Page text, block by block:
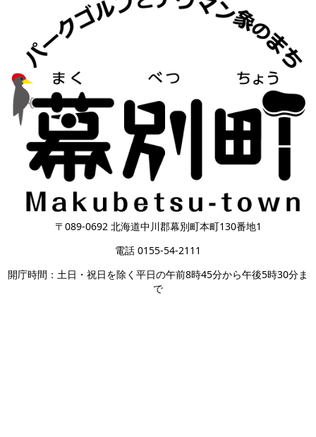
〒089-0692 北海道中川郡幕別町本町130番地1
電話 0155-54-2111
開庁時間：土日・祝日を除く平日の午前8時45分から午後5時30分ま
で